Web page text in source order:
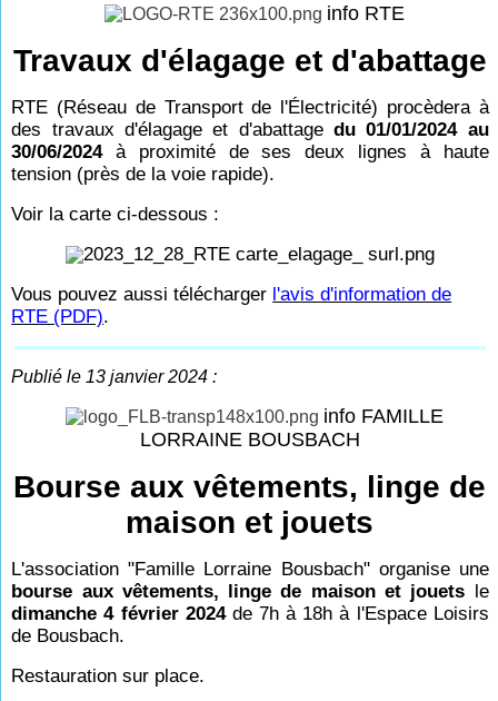
info RTE
Travaux d'élagage et d'abattage
RTE (Réseau de Transport de l'Électricité) procèdera à
des travaux d'élagage et d'abattagedu 01/01/2024 au
30/06/2024à proximité de ses deux lignes à haute
tension (près de la voie rapide).
Voir la carte ci-dessous :
Vous pouvez aussi télécharger l'avis d'information de
RTE (PDF).
Publié le 13 janvier 2024 :
info FAMILLE
LORRAINE BOUSBACH
Bourse aux vêtements, linge de
maison et jouets
L'association "Famille Lorraine Bousbach" organise une
bourse aux vêtements, linge de maison et jouets le
dimanche 4 février 2024de 7h à 18h à l'Espace Loisirs
de Bousbach.
Restauration sur place.